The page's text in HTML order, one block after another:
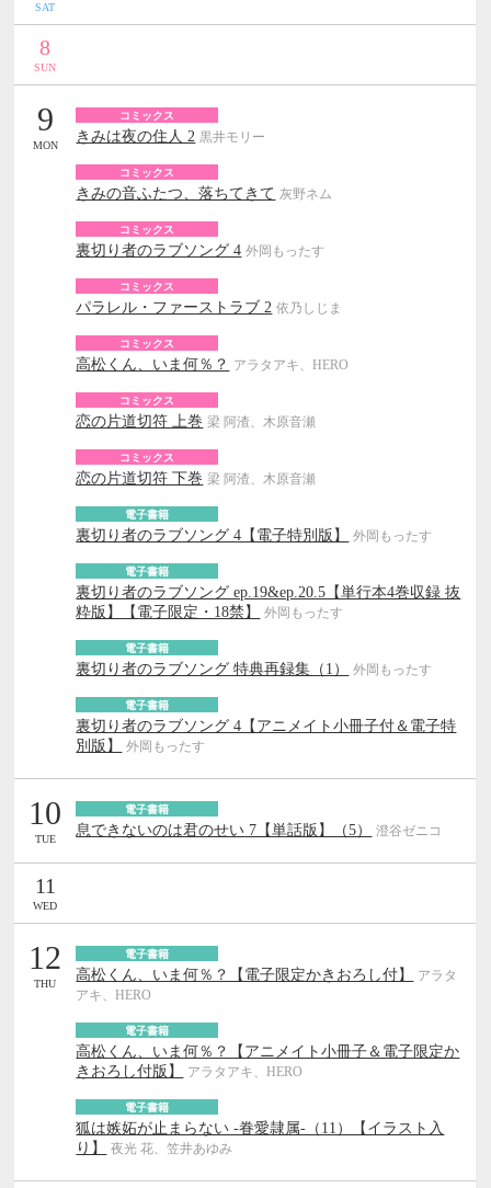
SAT
8
SUN
9
MON
コミックス
きみは夜の住人 2 黒井モリー
コミックス
きみの音ふたつ、落ちてきて 灰野ネム
コミックス
裏切り者のラブソング 4 外岡もったす
コミックス
パラレル・ファーストラブ 2 依乃しじま
コミックス
高松くん、いま何％？ アラタアキ、HERO
コミックス
恋の片道切符 上巻 梁 阿渣、木原音瀬
コミックス
恋の片道切符 下巻 梁 阿渣、木原音瀬
電子書籍
裏切り者のラブソング 4【電子特別版】 外岡もったす
電子書籍
裏切り者のラブソング ep.19&ep.20.5【単行本4巻収録 抜
粋版】【電子限定・18禁】
外岡もったす
電子書籍
裏切り者のラブソング 特典再録集（1） 外岡もったす
電子書籍
裏切り者のラブソング 4【アニメイト小冊子付＆電子特
別版】
外岡もったす
10
TUE
電子書籍
息できないのは君のせい 7【単話版】（5） 澄谷ゼニコ
11
WED
12
THU
電子書籍
高松くん、いま何％？【電子限定かきおろし付】
アラタ
アキ、HERO
電子書籍
高松くん、いま何％？【アニメイト小冊子＆電子限定か
きおろし付版】
アラタアキ、HERO
電子書籍
狐は嫉妬が止まらない -眷愛隷属-（11）【イラスト入
り】
夜光 花、笠井あゆみ